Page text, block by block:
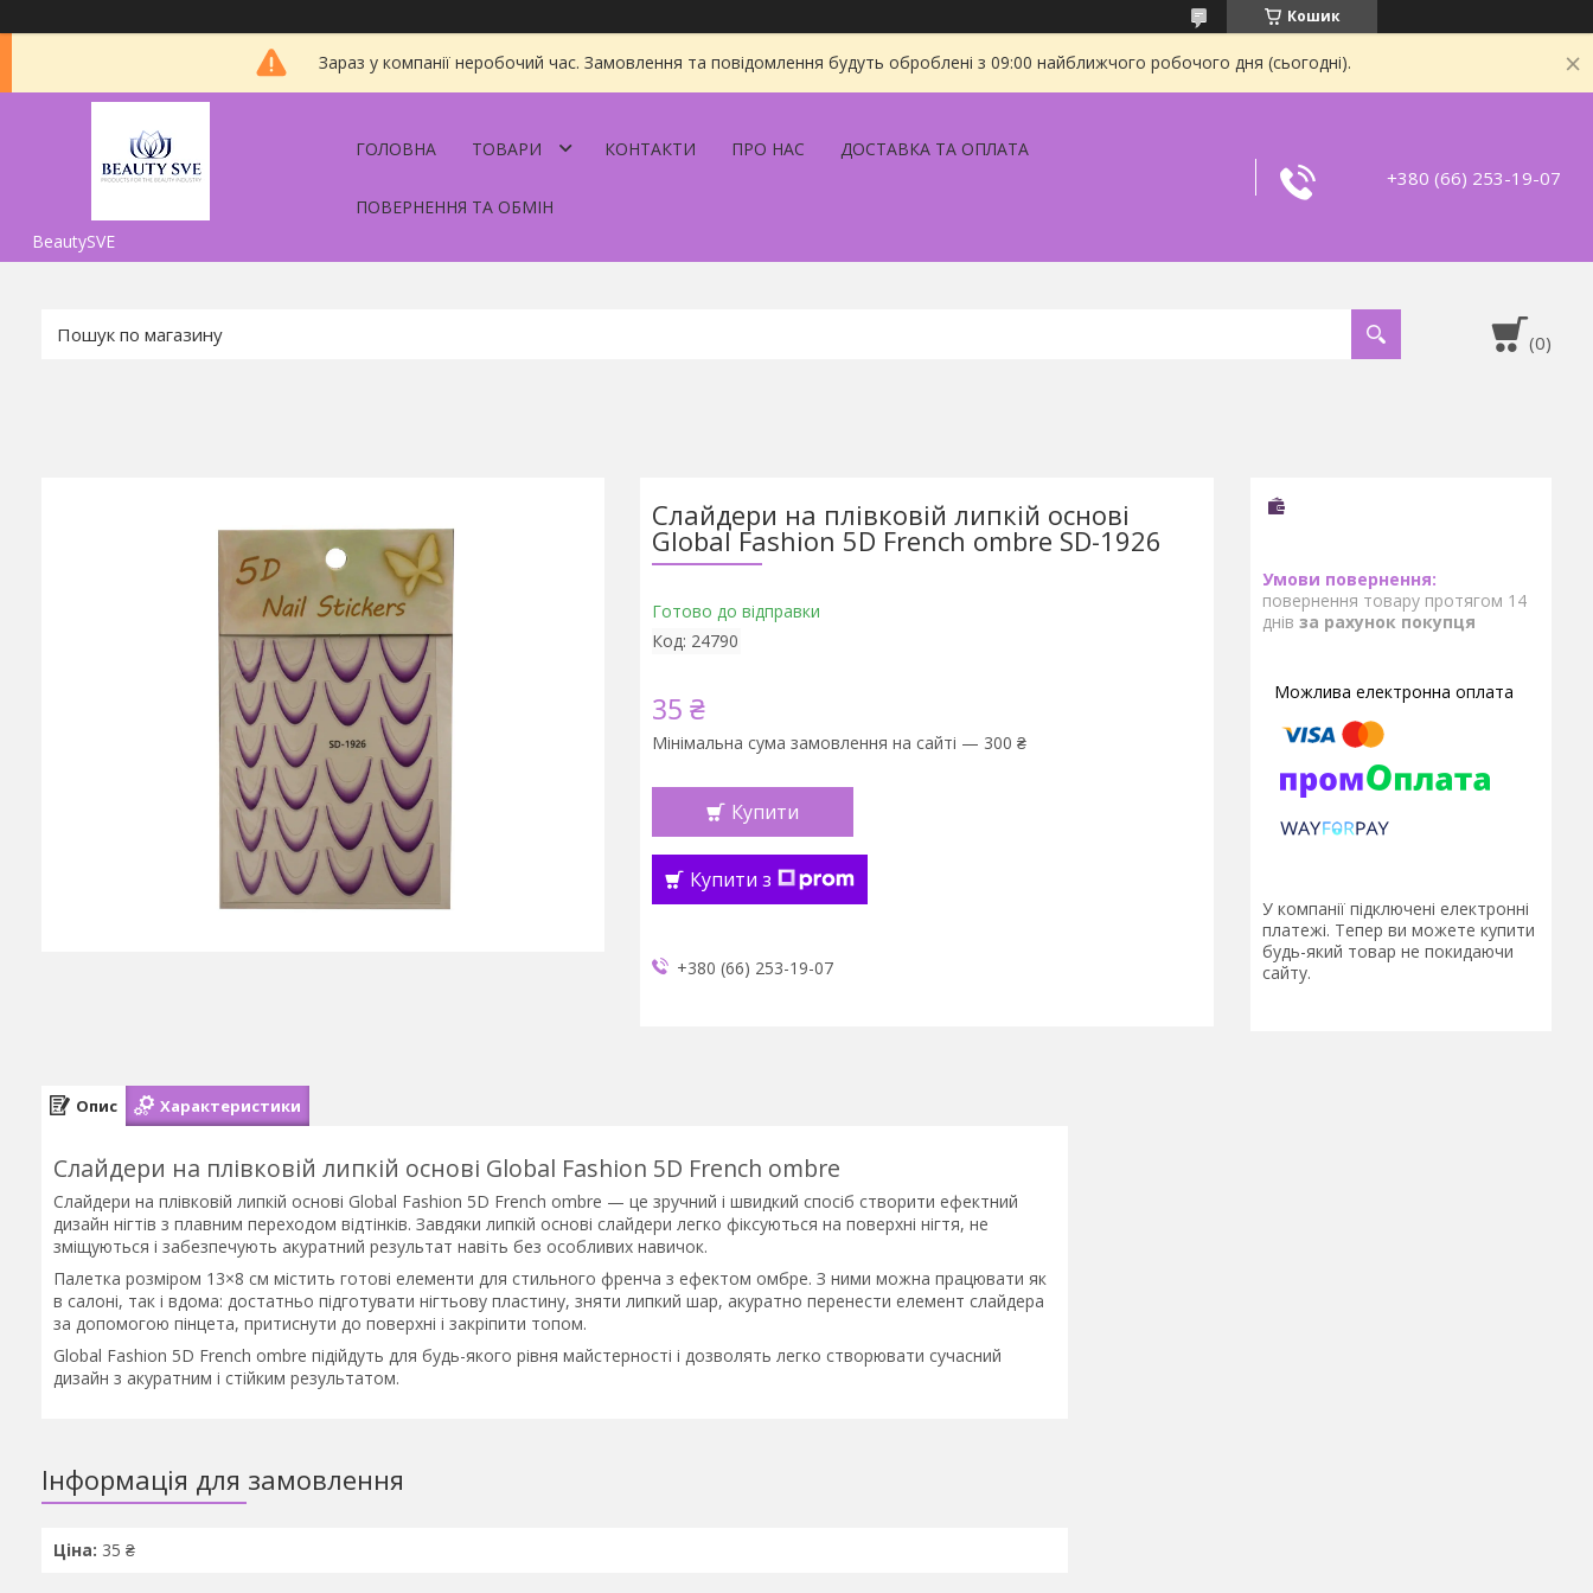
Кошик
Зараз у компанії неробочий час. Замовлення та повідомлення будуть оброблені з 09:00 найближчого робочого дня (сьогодні).
BeautySVE
ГОЛОВНА ТОВАРИ КОНТАКТИ ПРО НАС ДОСТАВКА ТА ОПЛАТА
ПОВЕРНЕННЯ ТА ОБМІН
+380 (66) 253-19-07
Слайдери на плівковій липкій основі
Global Fashion 5D French ombre SD-1926
Готово до відправки
Код: 24790
35 ₴
Мінімальна сума замовлення на сайті — 300 ₴
Купити
Купити з
+380 (66) 253-19-07
повернення товару протягом 14
днів за рахунок покупця
У компанії підключені електронні
платежі. Тепер ви можете купити
будь-який товар не покидаючи
сайту.
Опис Характеристики
Слайдери на плівковій липкій основі Global Fashion 5D French ombre
Слайдери на плівковій липкій основі Global Fashion 5D French ombre — це зручний і швидкий спосіб створити ефектний
дизайн нігтів з плавним переходом відтінків. Завдяки липкій основі слайдери легко фіксуються на поверхні нігтя, не
зміщуються і забезпечують акуратний результат навіть без особливих навичок.
Палетка розміром 13×8 см містить готові елементи для стильного френча з ефектом омбре. З ними можна працювати як
в салоні, так і вдома: достатньо підготувати нігтьову пластину, зняти липкий шар, акуратно перенести елемент слайдера
за допомогою пінцета, притиснути до поверхні і закріпити топом.
Global Fashion 5D French ombre підійдуть для будь-якого рівня майстерності і дозволять легко створювати сучасний
дизайн з акуратним і стійким результатом.
Інформація для замовлення
Ціна: 35 ₴